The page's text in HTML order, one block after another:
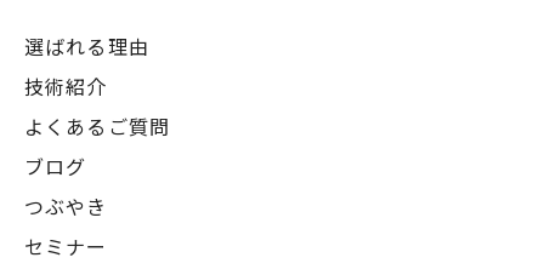
選ばれる理由
技術紹介
よくあるご質問
ブログ
つぶやき
セミナー